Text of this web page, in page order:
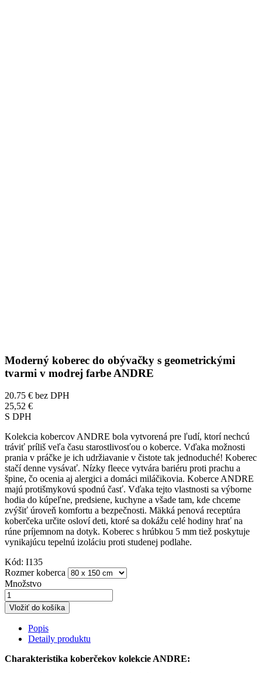
Moderný koberec do obývačky s geometrickými
tvarmi v modrej farbe ANDRE
20.75 € bez DPH
25,52 €
S DPH
Kolekcia kobercov ANDRE bola vytvorená pre ľudí, ktorí nechcú
tráviť príliš veľa času starostlivosťou o koberce. Vďaka možnosti
prania v práčke je ich udržiavanie v čistote tak jednoduché! Koberec
stačí denne vysávať. Nízky fleece vytvára bariéru proti prachu a
špine, čo ocenia aj alergici a domáci miláčikovia. Koberce ANDRE
majú protišmykovú spodnú časť. Vďaka tejto vlastnosti sa výborne
hodia do kúpeľne, predsiene, kuchyne a všade tam, kde chceme
zvýšiť úroveň komfortu a bezpečnosti. Mäkká penová receptúra
koberčeka určite osloví deti, ktoré sa dokážu celé hodiny hrať na
rúne príjemnom na dotyk. Koberec s hrúbkou 5 mm tiež poskytuje
vynikajúcu tepelnú izoláciu proti studenej podlahe.
Kód: I135
Rozmer koberca
Množstvo
Vložiť do košíka
Popis
Detaily produktu
Charakteristika koberčekov kolekcie ANDRE: